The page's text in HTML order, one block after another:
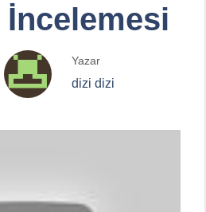
İncelemesi
Yazar
dizi dizi